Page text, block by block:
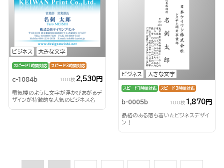
ビジネス 大きな文字
スピード1時間対応 スピード3時間対応
c-1084b 100枚 2,530円
蜃気楼のように文字が浮かびあがるデ
ザインが特徴的な人気のビジネス名
ビジネス 大きな文字
スピード1時間対応 スピード3時間対応
b-0005b 100枚 1,870円
品格のある落ち着いたビジネスデザイ
ン！